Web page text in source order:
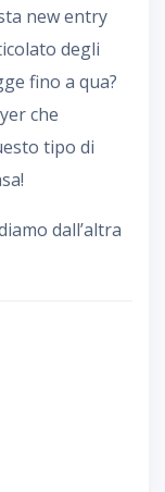
new entry
degli
fino a qua?
che
tipo di
dall’altra